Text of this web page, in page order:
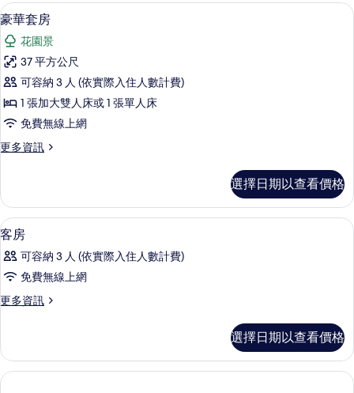
顯
示
豪
華
套
房
的
所
相
片
Select Comfort 床墊、迷你吧、客房
10
豪華套房
花園景
37 平方公尺
可容納 3 人 (依實際入住人數計費)
1 張加大雙人床或 1 張單人床
免費無線上網
更多資訊
更
套
房
的
情
選擇日期以查看價格
顯
示
客
房
的
有
相
Select Comfort 床墊、迷你吧、客房
10
客房
可容納 3 人 (依實際入住人數計費)
免費無線上網
更多資訊
更
的
詳
情
選擇日期以查看價格